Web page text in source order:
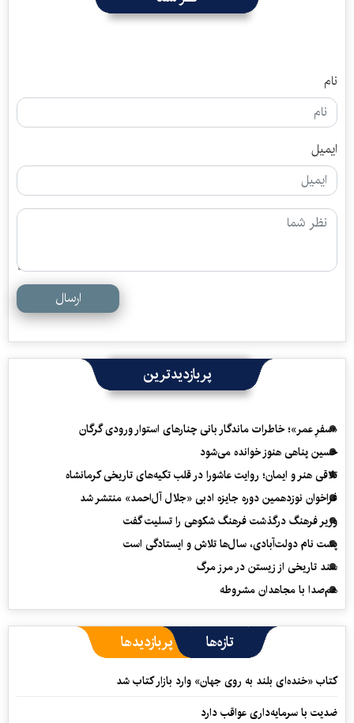
نام
ایمیل
ارسال
پربازدیدترین
«سفرِ عمر»؛ خاطرات ماندگار بانی چنارهای استوار ورودی گرگان
حسین پناهی هنوز خوانده می‌شود
تلاقی هنر و ایمان؛ روایت عاشورا در قلب تکیه‌های تاریخی کرمانشاه
فراخوان نوزدهمین دوره جایزه ادبی «جلال آل‌احمد» منتشر شد
وزیر فرهنگ درگذشت فرهنگ شکوهی را تسلیت گفت
پشت نام دولت‌آبادی، سال‌ها تلاش و ایستادگی است
سند تاریخی از زیستن در مرز مرگ
هم‌صدا با مجاهدان مشروطه
تازه‌ها پربازدیدها
کتاب «خنده‌ای بلند به روی جهان» وارد بازار کتاب شد
ضدیت با سرمایه‌داری عواقب دارد